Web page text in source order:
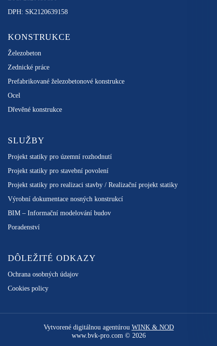
DPH: SK2120639158
KONSTRUKCE
Železobeton
Zednické práce
Prefabrikované železobetonové konstrukce
Ocel
Dřevěné konstrukce
SLUŽBY
Projekt statiky pro územní rozhodnutí
Projekt statiky pro stavební povolení
Projekt statiky pro realizaci stavby / Realizační projekt statiky
Výrobní dokumentace nosných konstrukcí
BIM – Informační modelování budov
Poradenství
DÔLEŽITÉ ODKAZY
Ochrana osobných údajov
Cookies policy
Vytvorené digitálnou agentúrou WINK & NOD
www.bvk-pro.com © 2026